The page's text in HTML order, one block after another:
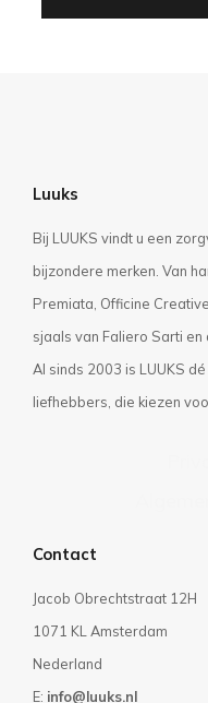
Luuks
Bij LUUKS vindt u een
bijzondere merken. Van
Premiata, Officine
sjaals van Faliero Sarti en
Al sinds 2003 is LUUKS
liefhebbers, die kiezen
Contact
Jacob Obrechtstraat 12H
1071 KL Amsterdam
Nederland
E: info@luuks.nl